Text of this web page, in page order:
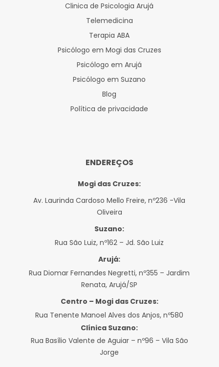
Clinica de Psicologia Arujá
Telemedicina
Terapia ABA
Psicólogo em Mogi das Cruzes
Psicólogo em Arujá
Psicólogo em Suzano
Blog
Política de privacidade
ENDEREÇOS
Mogi das Cruzes:
Av. Laurinda Cardoso Mello Freire, nº236 -Vila
Oliveira
Suzano:
Rua São Luiz, nº162 – Jd. São Luiz
Arujá:
Rua Diomar Fernandes Negretti, nº355 – Jardim
Renata, Arujá/SP
Centro – Mogi das Cruzes:
Rua Tenente Manoel Alves dos Anjos, nº580
Clínica Suzano:
Rua Basílio Valente de Aguiar – nº96 – Vila São
Jorge